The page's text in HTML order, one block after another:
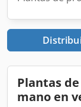
Plantas
mano en